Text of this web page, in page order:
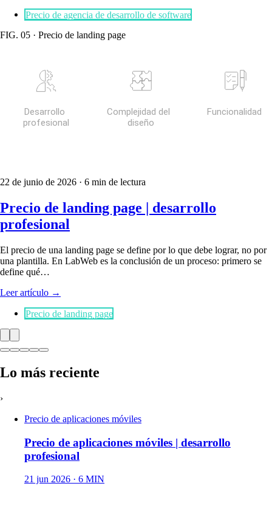
Precio de agencia de desarrollo de software
FIG. 05 · Precio de landing page
22 de junio de 2026 · 6 min de lectura
Precio de landing page | desarrollo
profesional
El precio de una landing page se define por lo que debe lograr, no por
una plantilla. En LabWeb es la conclusión de un proceso: primero se
define qué…
Leer artículo →
Precio de landing page
Lo más reciente
›
Precio de aplicaciones móviles
Precio de aplicaciones móviles | desarrollo
profesional
21 jun 2026 · 6 MIN